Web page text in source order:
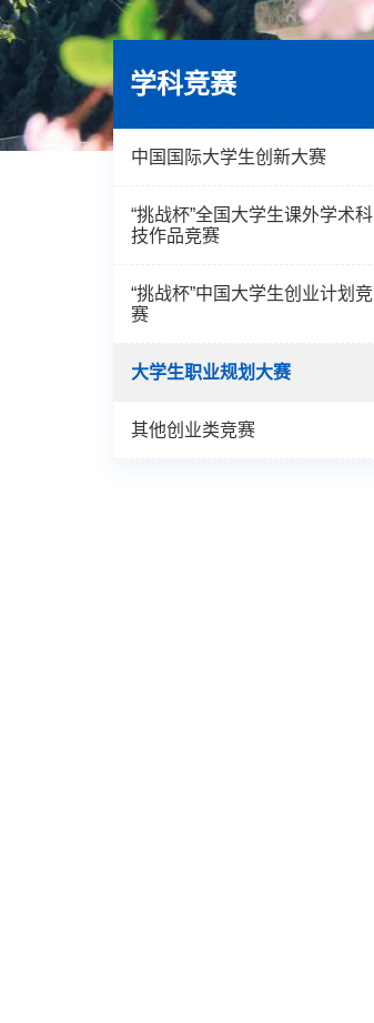
学科竞赛
中国国际大学生创新大赛
“挑战杯”全国大学生课外学术科
技作品竞赛
“挑战杯”中国大学生创业计划竞
赛
大学生职业规划大赛
其他创业类竞赛